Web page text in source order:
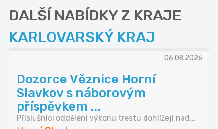
DALŠÍ NABÍDKY Z KRAJE
KARLOVARSKÝ KRAJ
06.08.2026
Dozorce Věznice Horní
Slavkov s náborovým
příspěvkem ...
Příslušníci oddělení výkonu trestu dohlížejí nad...